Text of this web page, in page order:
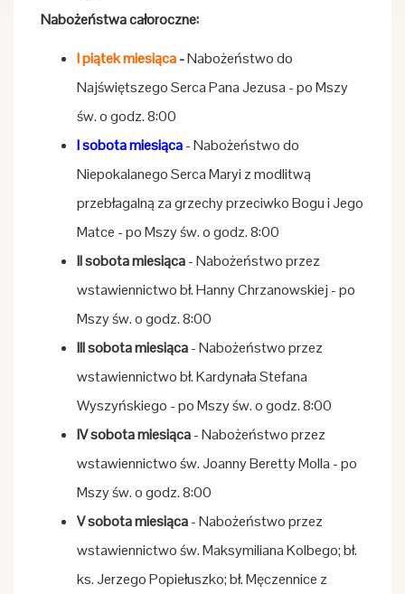
Nabożeństwa całoroczne:
I piątek miesiąca-Nabożeństwo do
Najświętszego Serca Pana Jezusa - po Mszy
św. o godz. 8:00
I sobota miesiąca- Nabożeństwo do
Niepokalanego Serca Maryi z modlitwą
przebłagalną za grzechy przeciwko Bogu i Jego
Matce - po Mszy św. o godz. 8:00
II sobota miesiąca- Nabożeństwo przez
wstawiennictwo bł. Hanny Chrzanowskiej - po
Mszy św. o godz. 8:00
III sobota miesiąca- Nabożeństwo przez
wstawiennictwo bł. Kardynała Stefana
Wyszyńskiego - po Mszy św. o godz. 8:00
IV sobota miesiąca- Nabożeństwo przez
wstawiennictwo św. Joanny Beretty Molla - po
Mszy św. o godz. 8:00
V sobota miesiąca- Nabożeństwo przez
wstawiennictwo św. Maksymiliana Kolbego; bł.
ks. Jerzego Popiełuszko; bł. Męczennice z